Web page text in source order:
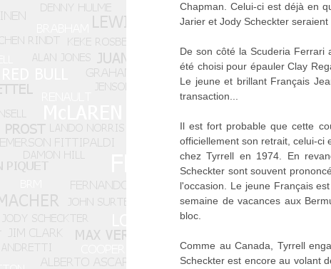
Chapman. Celui-ci est déjà en
Jarier et Jody Scheckter seraient
De son côté la Scuderia Ferrari
été choisi pour épauler Clay
Le jeune et brillant Français
transaction...
Il est fort probable que cette
officiellement son retrait, celui-ci
chez Tyrrell en 1974. En
Scheckter sont souvent
l'occasion. Le jeune Français
semaine de vacances aux
bloc.
Comme au Canada, Tyrrell
Scheckter est encore au volant